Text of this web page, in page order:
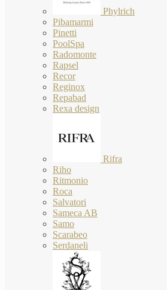
Phylrich
Pibamarmi
Pinetti
PoolSpa
Radomonte
Rapsel
Recor
Reginox
Repabad
Rexa design
Rifra
Riho
Ritmonio
Roca
Salvatori
Sameca AB
Samo
Scarabeo
Serdaneli